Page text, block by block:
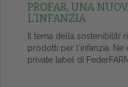
PROFAR, UNA
L’INFANZIA
Il tema della sostenibilitŕ
prodotti per l'infanzia. Ne
private label di